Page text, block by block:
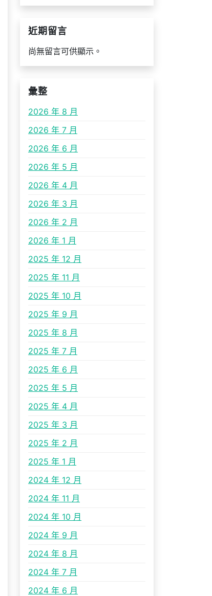
近期留言
尚無留言可供顯示。
彙整
2026 年 8 月
2026 年 7 月
2026 年 6 月
2026 年 5 月
2026 年 4 月
2026 年 3 月
2026 年 2 月
2026 年 1 月
2025 年 12 月
2025 年 11 月
2025 年 10 月
2025 年 9 月
2025 年 8 月
2025 年 7 月
2025 年 6 月
2025 年 5 月
2025 年 4 月
2025 年 3 月
2025 年 2 月
2025 年 1 月
2024 年 12 月
2024 年 11 月
2024 年 10 月
2024 年 9 月
2024 年 8 月
2024 年 7 月
2024 年 6 月